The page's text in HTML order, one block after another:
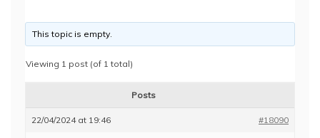
This topic is empty.
Viewing 1 post (of 1 total)
Posts
22/04/2024 at 19:46 #18090